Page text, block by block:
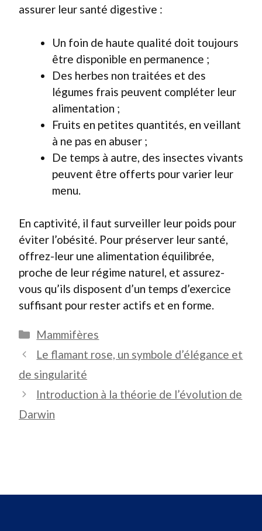
assurer leur santé digestive :
Un foin de haute qualité doit toujours
être disponible en permanence ;
Des herbes non traitées et des
légumes frais peuvent compléter leur
alimentation ;
Fruits en petites quantités, en veillant
à ne pas en abuser ;
De temps à autre, des insectes vivants
peuvent être offerts pour varier leur
menu.
En captivité, il faut surveiller leur poids pour
éviter l’obésité. Pour préserver leur santé,
offrez-leur une alimentation équilibrée,
proche de leur régime naturel, et assurez-
vous qu’ils disposent d’un temps d’exercice
suffisant pour rester actifs et en forme.
Catégories
Mammifères
Le flamant rose, un symbole d’élégance et
de singularité
Introduction à la théorie de l’évolution de
Darwin